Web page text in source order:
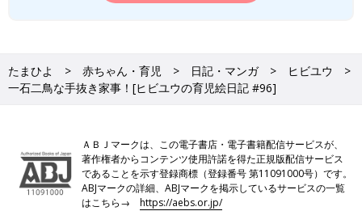
たまひよ 赤ちゃん・育児 日記・マンガ
ヒビユウ
一石二鳥な手抜き家事！[ヒビユウの育児絵日記 #96]
ＡＢＪマークは、この電子書店・電子書籍配信サービスが、
著作権者からコンテンツ使用許諾を得た正規版配信サービス
であることを示す登録商標（登録番号 第11091000号）です。
ABJマークの詳細、ABJマークを掲示しているサービスの一覧
はこちら→https://aebs.or.jp/